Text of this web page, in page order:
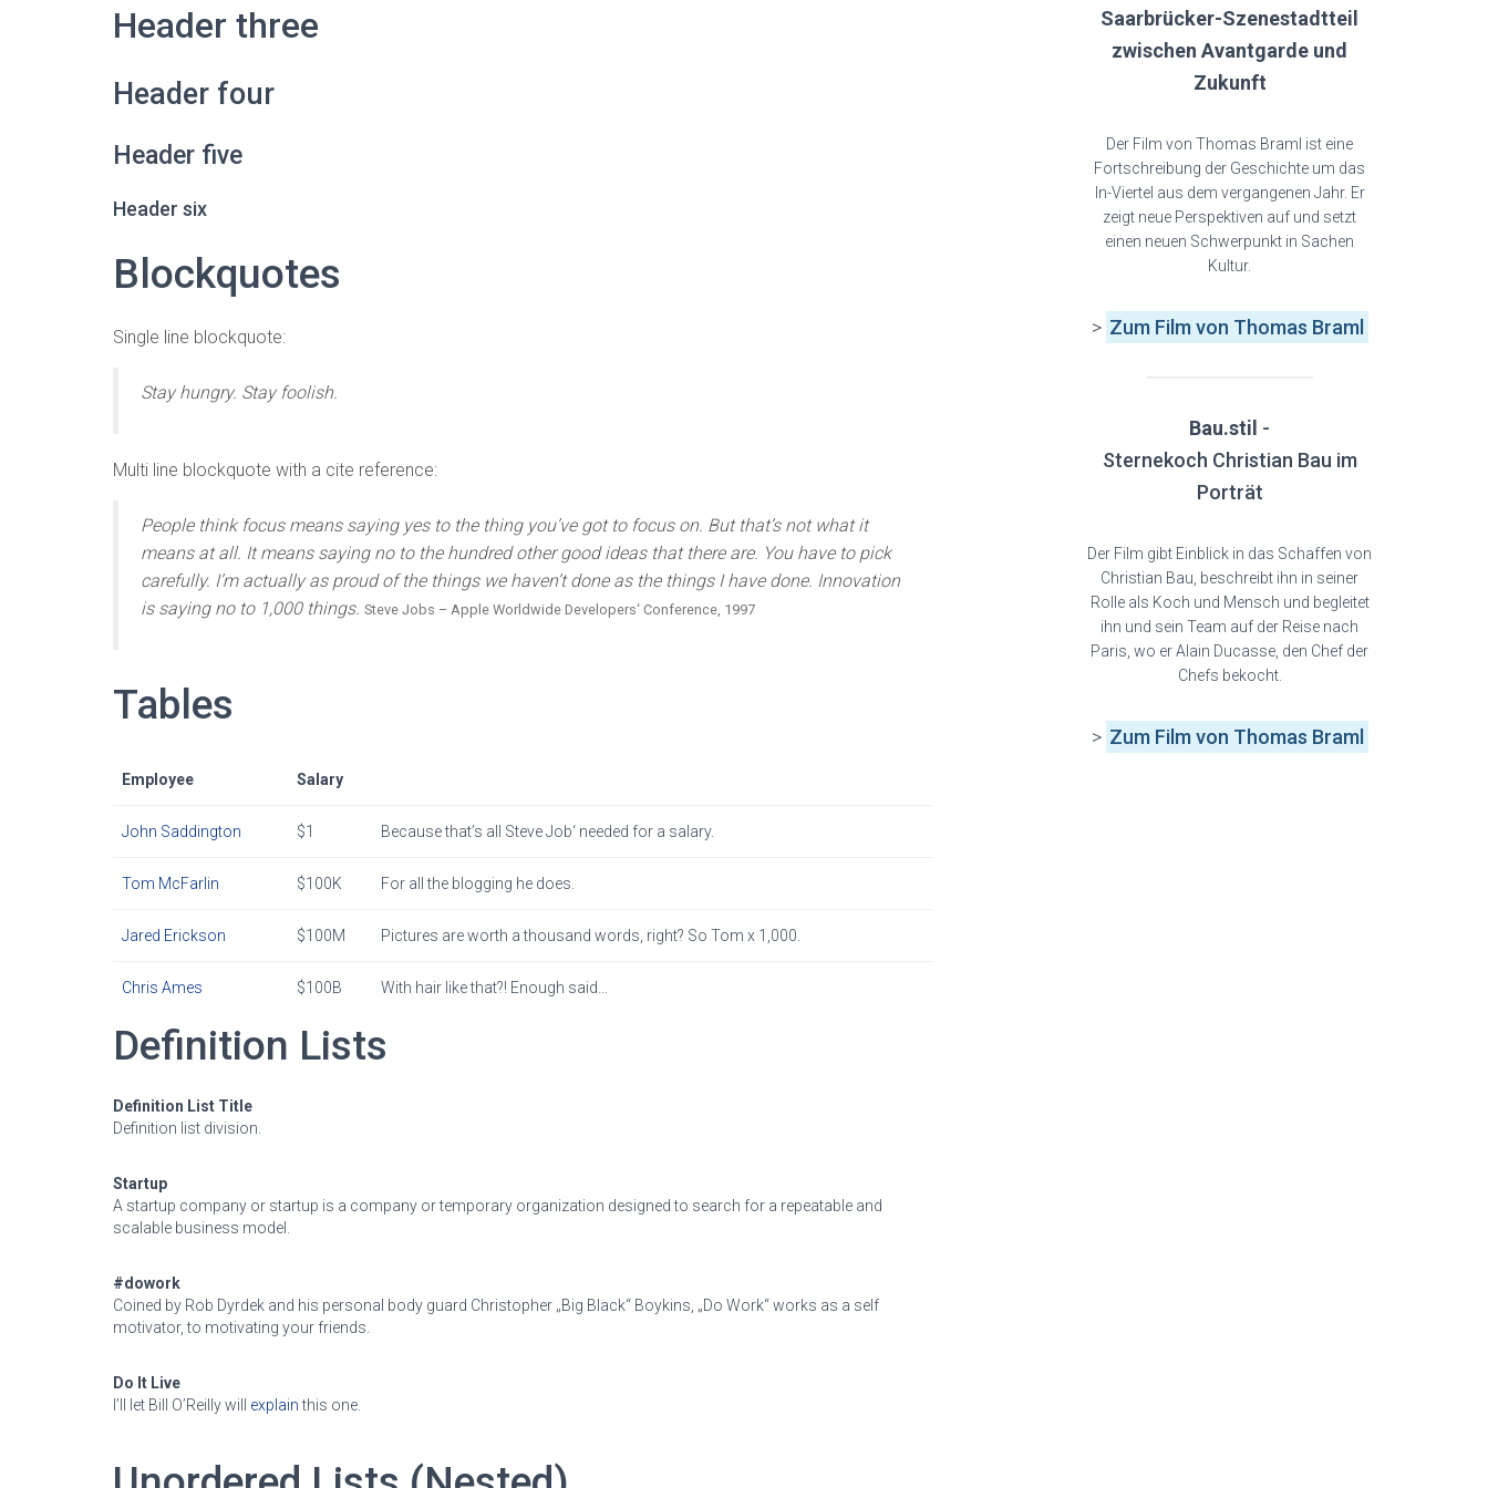
Header three
Header four
Header five
Header six
Blockquotes
Single line blockquote:
Stay hungry. Stay foolish.
Multi line blockquote with a cite reference:
People think focus means saying yes to the thing you’ve got to focus on. But that’s not what it
means at all. It means saying no to the hundred other good ideas that there are. You have to pick
carefully. I’m actually as proud of the things we haven’t done as the things I have done. Innovation
is saying no to 1,000 things. Steve Jobs – Apple Worldwide Developers‘ Conference, 1997
Tables
Employee Salary
John Saddington $1 Because that’s all Steve Job‘ needed for a salary.
Tom McFarlin $100K For all the blogging he does.
Jared Erickson $100M Pictures are worth a thousand words, right? So Tom x 1,000.
Chris Ames $100B With hair like that?! Enough said…
Definition Lists
Definition List Title
Definition list division.
Startup
A startup company or startup is a company or temporary organization designed to search for a repeatable and
scalable business model.
#dowork
Coined by Rob Dyrdek and his personal body guard Christopher „Big Black“ Boykins, „Do Work“ works as a self
motivator, to motivating your friends.
Do It Live
I’ll let Bill O’Reilly will explainthis one.
Saarbrücker-Szenestadtteil
zwischen Avantgarde und
Zukunft
Der Film von Thomas Braml ist eine
Fortschreibung der Geschichte um das
In-Viertel aus dem vergangenen Jahr. Er
zeigt neue Perspektiven auf und setzt
einen neuen Schwerpunkt in Sachen
Kultur.
> Zum Film von Thomas Braml
Bau.stil -
Sternekoch Christian Bau im
Porträt
Der Film gibt Einblick in das Schaffen von
Christian Bau, beschreibt ihn in seiner
Rolle als Koch und Mensch und begleitet
ihn und sein Team auf der Reise nach
Paris, wo er Alain Ducasse, den Chef der
Chefs bekocht.
> Zum Film von Thomas Braml